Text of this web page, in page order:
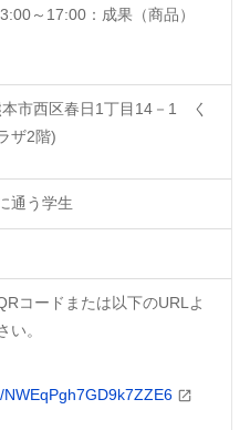
～17:00：成果（商品）
市西区春日1丁目 14－ 1
く
ザ2階)
通う学生
コードまたは以下のURL よ
い。